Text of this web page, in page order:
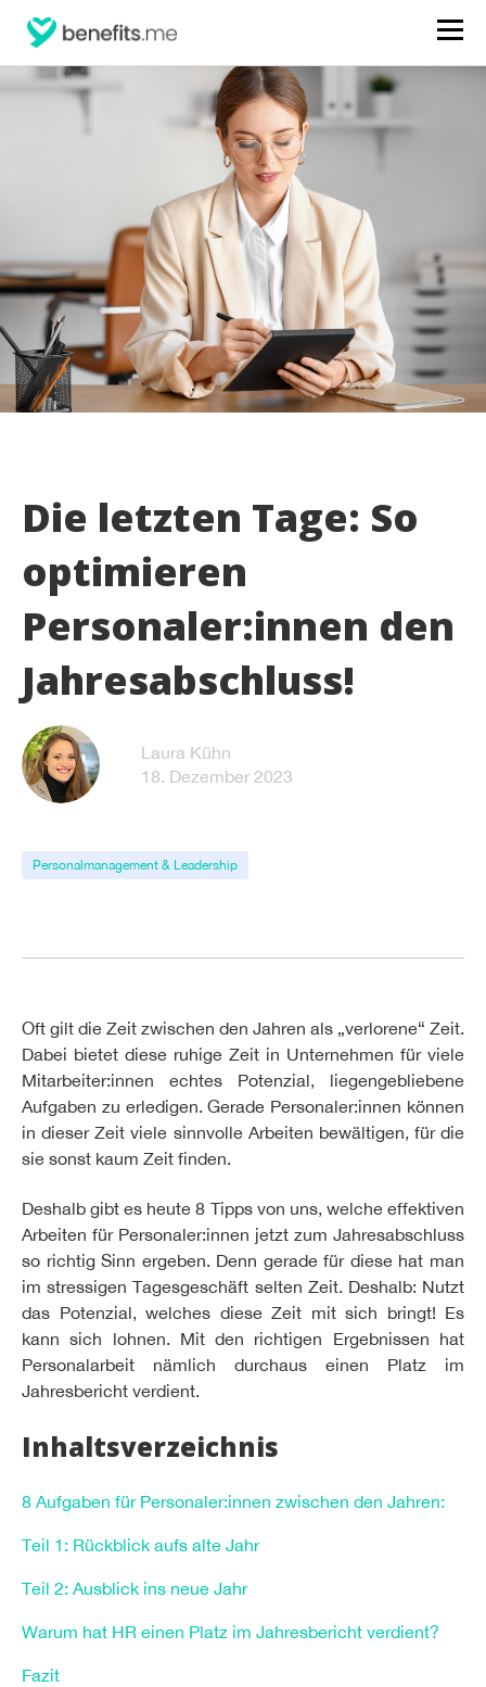
Die letzten Tage: So
optimieren
Personaler:innen den
Jahresabschluss!
Laura Kühn
18. Dezember 2023
Personalmanagement & Leadership
Oft gilt die Zeit zwischen den Jahren als „verlorene“ Zeit.
Dabei bietet diese ruhige Zeit in Unternehmen für viele
Mitarbeiter:innen echtes Potenzial, liegengebliebene
Aufgaben zu erledigen. Gerade Personaler:innen können
in dieser Zeit viele sinnvolle Arbeiten bewältigen, für die
sie sonst kaum Zeit finden.
Deshalb gibt es heute 8 Tipps von uns, welche effektiven
Arbeiten für Personaler:innen jetzt zum Jahresabschluss
so richtig Sinn ergeben. Denn gerade für diese hat man
im stressigen Tagesgeschäft selten Zeit. Deshalb: Nutzt
das Potenzial, welches diese Zeit mit sich bringt! Es
kann sich lohnen. Mit den richtigen Ergebnissen hat
Personalarbeit nämlich durchaus einen Platz im
Jahresbericht verdient.
Inhaltsverzeichnis
8 Aufgaben für Personaler:innen zwischen den Jahren:
Teil 1: Rückblick aufs alte Jahr
Teil 2: Ausblick ins neue Jahr
Warum hat HR einen Platz im Jahresbericht verdient?
Fazit